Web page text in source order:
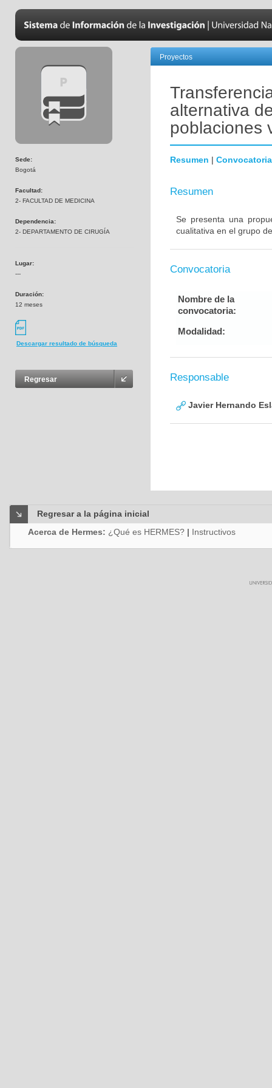
Sede:
Bogotá
Facultad:
2- FACULTAD DE MEDICINA
Dependencia:
2- DEPARTAMENTO DE CIRUGÍA
Lugar:
---
Duración:
12 meses
Descargar resultado de búsqueda
Regresar
Proyectos
alternativa
poblaciones
Resumen | Convocatoria
Resumen
Se presenta una
cualitativa en el grupo
Convocatoria
Nombre de la
convocatoria:
Modalidad:
Responsable
Javier Hernando
Regresar a la página inicial
Acerca de Hermes: ¿Qué es HERMES? | Instructivos